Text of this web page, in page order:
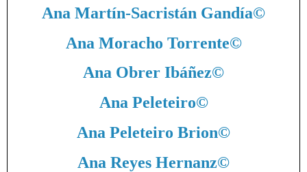
Ana Martín-Sacristán Gandía©
Ana Moracho Torrente©
Ana Obrer Ibáñez©
Ana Peleteiro©
Ana Peleteiro Brion©
Ana Reyes Hernanz©